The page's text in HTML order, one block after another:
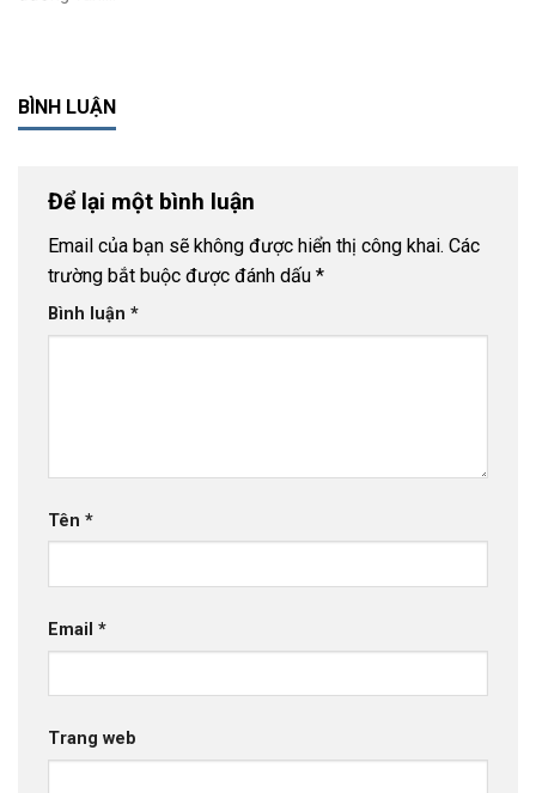
BÌNH LUẬN
Để lại một bình luận
Email của bạn sẽ không được hiển thị công khai. Các
trường bắt buộc được đánh dấu *
Bình luận *
Tên *
Email *
Trang web